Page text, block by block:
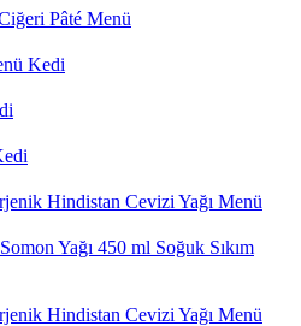
Pâté Menü
Kedi
Hindistan Cevizi Yağı Menü
Yağı 450 ml Soğuk Sıkım
Hindistan Cevizi Yağı Menü